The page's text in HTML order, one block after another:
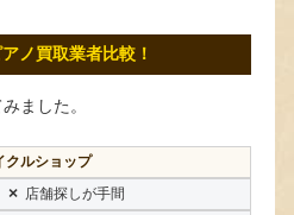
ノ買取業者比較！
ました。
クルショップ
× 店舗探しが手間